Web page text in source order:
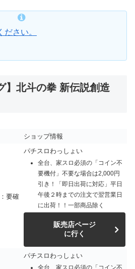
さい。
】北斗の拳 新伝説創造
ショップ情報
要確
パチスロわっしょい
全台、家スロ必須の「コイン不
要機付」不要な場合は2,000円
引き！「即日出荷に対応」平日
午後２時までの注文で翌営業日
に出荷！！一部商品除く
販売店ページ
に行く
パチスロわっしょい